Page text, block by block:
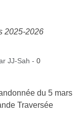
2025-2026
JJ-Sah - 0
du 5 mars
Traversée